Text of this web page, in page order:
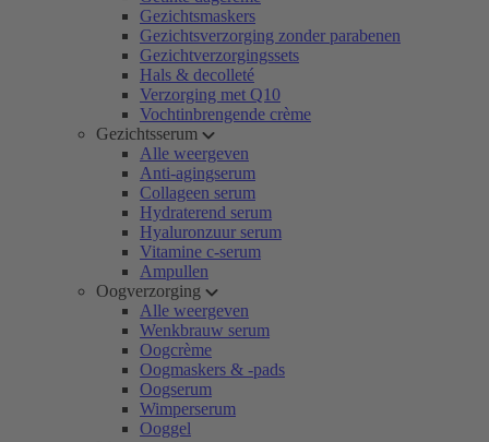
Gezichtsmaskers
Gezichtsverzorging zonder parabenen
Gezichtverzorgingssets
Hals & decolleté
Verzorging met Q10
Vochtinbrengende crème
Gezichtsserum
Alle weergeven
Anti-agingserum
Collageen serum
Hydraterend serum
Hyaluronzuur serum
Vitamine c-serum
Ampullen
Oogverzorging
Alle weergeven
Wenkbrauw serum
Oogcrème
Oogmaskers & -pads
Oogserum
Wimperserum
Ooggel